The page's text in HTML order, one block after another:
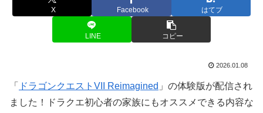
X Facebook はてブ
LINE コピー
2026.01.08
「 ドラゴンクエストVII Reimagined 」の体験版が配信され
ました！ドラクエ初心者の家族にもオススメできる内容な